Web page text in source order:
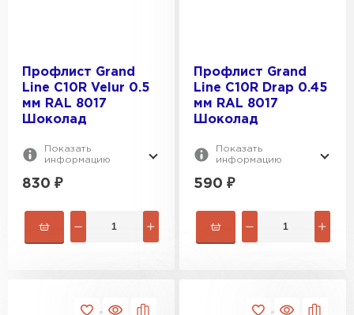
Профлист Grand
Line С10R Velur 0.5
мм RAL 8017
Шоколад
Показать
информацию
830 ₽
Профлист Grand
Line С10R Drap 0.45
мм RAL 8017
Шоколад
Показать
информацию
590 ₽